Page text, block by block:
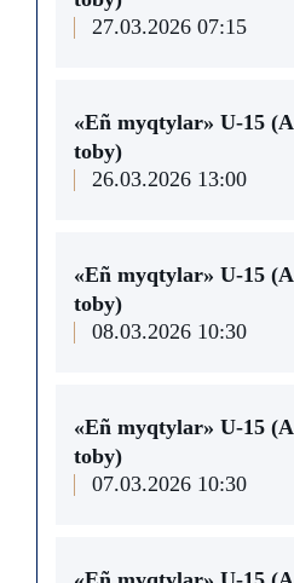
27.03.2026 07:15
«Eñ myqtylar» U-15 (A
toby)
26.03.2026 13:00
«Eñ myqtylar» U-15 (A
toby)
08.03.2026 10:30
«Eñ myqtylar» U-15 (A
toby)
07.03.2026 10:30